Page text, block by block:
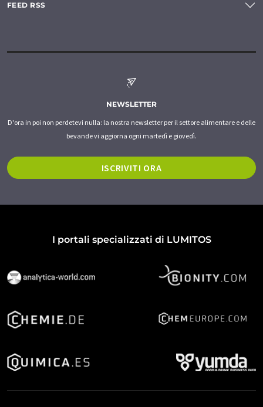
FEED RSS
NEWSLETTER
D'ora in poi non perdetevi nulla: la nostra newsletter per il settore alimentare e delle
bevande vi aggiorna ogni martedì e giovedì.
ISCRIVITI ORA
I portali specializzati di LUMITOS